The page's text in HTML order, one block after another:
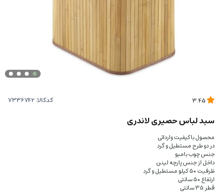
کدکالا:
سبد لباس حصیری لاندری
محصول باکیفیت وارداتی
در دو طرح مستطیل و گرد
جنس چوب بامبو
داخل از جنس پارچه لینن
ظرفیت ۵۰ کیلو مستطیل و گرد
ارتفاع ۵۰ سانتی
قطر 35 سانتی